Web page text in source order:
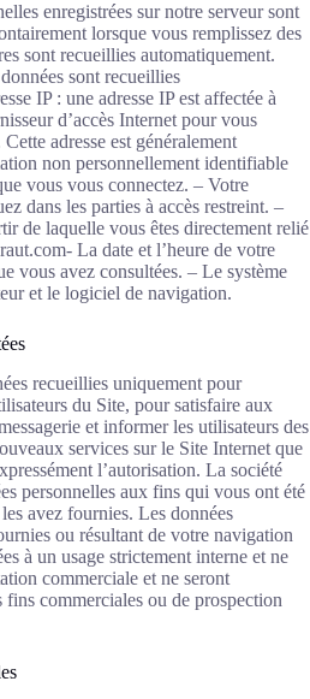
enregistrées sur notre serveur sont
lorsque vous remplissez des
sont recueillies automatiquement.
sont recueillies
IP : une adresse IP est affectée à
d’accès Internet pour vous
adresse est généralement
non personnellement identifiable
vous vous connectez. – Votre
dans les parties à accès restreint. –
de laquelle vous êtes directement relié
La date et l’heure de votre
vous avez consultées. – Le système
et le logiciel de navigation.
recueillies uniquement pour
du Site, pour satisfaire aux
et informer les utilisateurs des
services sur le Site Internet que
l’autorisation. La société
personnelles aux fins qui vous ont été
avez fournies. Les données
ou résultant de votre navigation
à un usage strictement interne et ne
commerciale et ne seront
fins commerciales ou de prospection